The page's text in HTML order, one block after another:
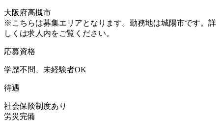
大阪府高槻市
※こちらは募集エリアとなります。勤務地は城陽市です。詳
しくは求人内をご覧ください。
応募資格
学歴不問、未経験者OK
待遇
社会保険制度あり
労災完備